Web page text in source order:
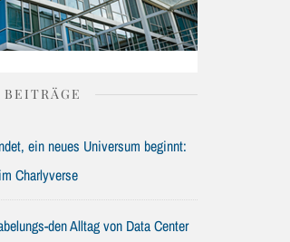
ein neues Universum beginnt:
Charlyverse
den Alltag von Data Center